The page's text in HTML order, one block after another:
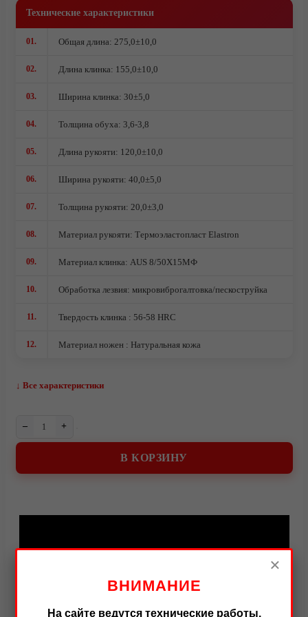
Ножи кованые из стали 95Х18
Ножи из стали AUS10Co
Видео
Технические характеристики
01. Общая длина: 275,0±10,0
02. Длина клинка: 155,0±10,0
03. Ширина клинка: 30±5,0
04. Толщина обуха: 3,6-3,8
05. Длина рукояти: 120,0±10,0
06. Ширина рукояти: 40,0±5,0
07. Толщина рукояти: 20,0±3,0
08. Материал рукояти: Термоэластопласт Elastron
09. Материал клинка: AUS 8/50Х15МФ
10. Обработка лезвия: микровиброгалтовка/пескоструйка
11. Твердость клинка : 56-58 HRC
12. Материал ножен : Натуральная кожа
↓ Все характеристики
– +
В КОРЗИНУ
×
ВНИМАНИЕ
На сайте ведутся технические работы.